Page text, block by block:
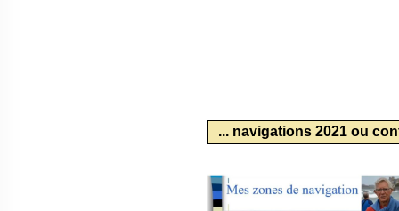
... navigations 2021 ou